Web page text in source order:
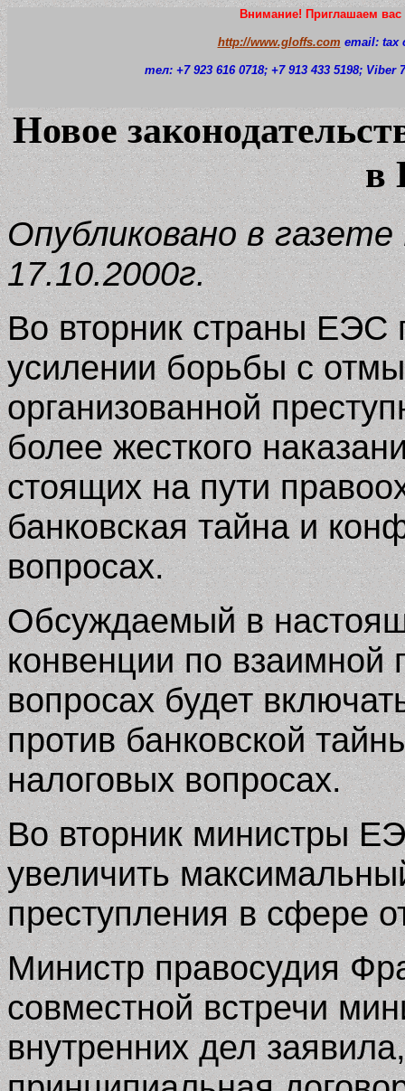
Внимание! Приглашаем
http://www.gloffs.com email: tax
тел: +7 923 616 0718; +7 913 433 5198; Viber
Новое
в
Опубликовано в
17.10.2000г.
Во вторник страны
усилении борьбы с
организованной
более жесткого
стоящих на пути
банковская тайна и
вопросах.
Обсуждаемый в
конвенции по взаимной
вопросах будет
против банковской
налоговых вопросах.
Во вторник министры
увеличить
преступления в сфере
Министр правосудия
совместной встречи
внутренних дел